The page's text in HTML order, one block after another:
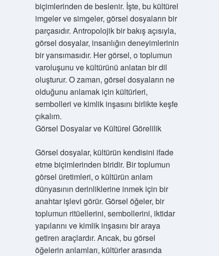
biçimlerinden de beslenir. İşte, bu kültürel
imgeler ve simgeler, görsel dosyaların bir
parçasıdır. Antropolojik bir bakış açısıyla,
görsel dosyalar, insanlığın deneyimlerinin
bir yansımasıdır. Her görsel, o toplumun
varoluşunu ve kültürünü anlatan bir dil
oluşturur. O zaman, görsel dosyaların ne
olduğunu anlamak için kültürleri,
sembolleri ve kimlik inşasını birlikte keşfe
çıkalım.
Görsel Dosyalar ve Kültürel Görelilik
Görsel dosyalar, kültürün kendisini ifade
etme biçimlerinden biridir. Bir toplumun
görsel üretimleri, o kültürün anlam
dünyasının derinliklerine inmek için bir
anahtar işlevi görür. Görsel öğeler, bir
toplumun ritüellerini, sembollerini, iktidar
yapılarını ve kimlik inşasını bir araya
getiren araçlardır. Ancak, bu görsel
öğelerin anlamları, kültürler arasında